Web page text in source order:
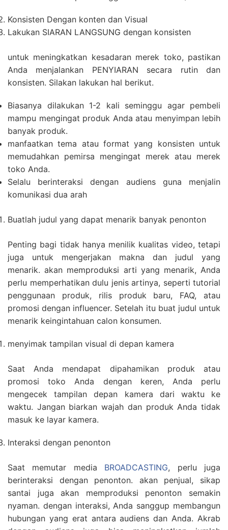
Konsisten Dengan konten dan Visual
Lakukan SIARAN LANGSUNG dengan konsisten
untuk meningkatkan kesadaran merek toko, pastikan
Anda menjalankan PENYIARAN secara rutin dan
konsisten. Silakan lakukan hal berikut.
Biasanya dilakukan 1-2 kali seminggu agar pembeli
mampu mengingat produk Anda atau menyimpan lebih
banyak produk.
manfaatkan tema atau format yang konsisten untuk
memudahkan pemirsa mengingat merek atau merek
toko Anda.
Selalu berinteraksi dengan audiens guna menjalin
komunikasi dua arah
Buatlah judul yang dapat menarik banyak penonton
Penting bagi tidak hanya menilik kualitas video, tetapi
juga untuk mengerjakan makna dan judul yang
menarik. akan memproduksi arti yang menarik, Anda
perlu memperhatikan dulu jenis artinya, seperti tutorial
penggunaan produk, rilis produk baru, FAQ, atau
promosi dengan influencer. Setelah itu buat judul untuk
menarik keingintahuan calon konsumen.
menyimak tampilan visual di depan kamera
Saat Anda mendapat dipahamikan produk atau
promosi toko Anda dengan keren, Anda perlu
mengecek tampilan depan kamera dari waktu ke
waktu. Jangan biarkan wajah dan produk Anda tidak
masuk ke layar kamera.
Interaksi dengan penonton
Saat memutar media BROADCASTING, perlu juga
berinteraksi dengan penonton. akan penjual, sikap
santai juga akan memproduksi penonton semakin
nyaman. dengan interaksi, Anda sanggup membangun
hubungan yang erat antara audiens dan Anda. Akrab